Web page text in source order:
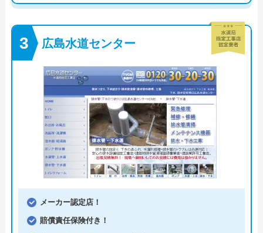
広島水道センター
メーカー認定店！
賠償責任保険付き！